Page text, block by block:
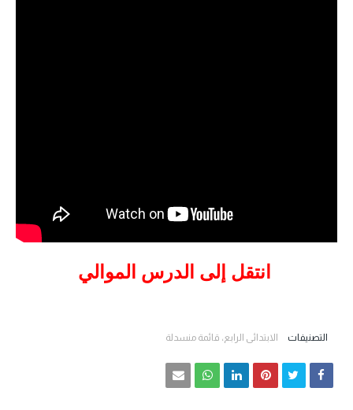
انتقل إلى الدرس الموالي
التصنيفات الابتدائي الرابع، قائمة منسدلة